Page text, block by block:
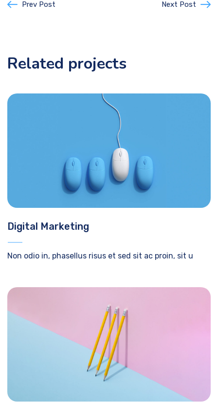
Prev Post Next Post
Related projects
Digital Marketing
Non odio in, phasellus risus et sed sit ac proin, sit u